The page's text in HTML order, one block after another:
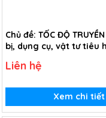
Chủ đề: TỐC ĐỘ
bị, dụng cụ, vật tư tiêu
Liên hệ
Xem chi tiết